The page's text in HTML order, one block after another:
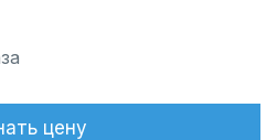
цену